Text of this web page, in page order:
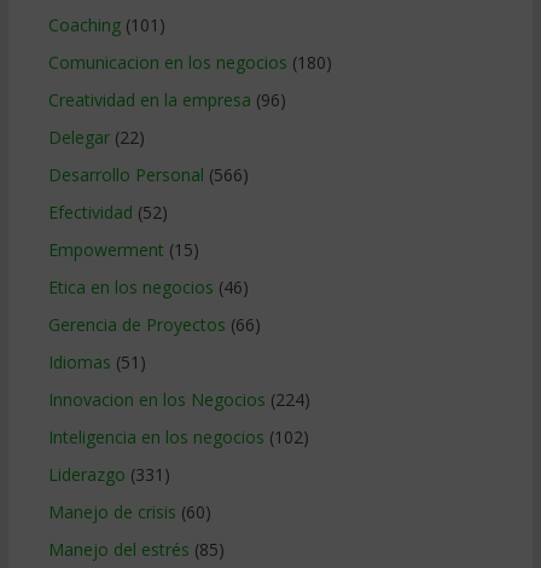
Coaching(101)
Comunicacion en los negocios (180)
Creatividad en la empresa (96)
Delegar(22)
Desarrollo Personal (566)
Efectividad (52)
Empowerment (15)
Etica en los negocios (46)
Gerencia de Proyectos (66)
Idiomas (51)
Innovacion en los Negocios (224)
Inteligencia en los negocios (102)
Liderazgo (331)
Manejo de crisis (60)
Manejo del estrés (85)